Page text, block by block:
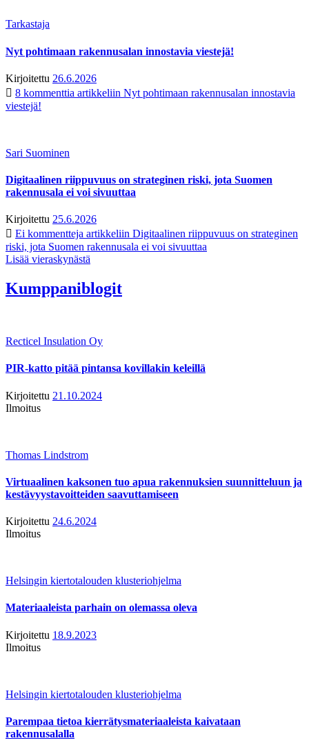
Tarkastaja
Nyt pohtimaan rakennusalan innostavia viestejä!
Kirjoitettu 26.6.2026
8 kommenttia artikkeliin Nyt pohtimaan rakennusalan innostavia
viestejä!
Sari Suominen
Digitaalinen riippuvuus on strateginen riski, jota Suomen
rakennusala ei voi sivuuttaa
Kirjoitettu 25.6.2026
Ei kommentteja artikkeliin Digitaalinen riippuvuus on strateginen
riski, jota Suomen rakennusala ei voi sivuuttaa
Lisää vieraskynästä
Kumppaniblogit
Recticel Insulation Oy
PIR-katto pitää pintansa kovillakin keleillä
Kirjoitettu 21.10.2024
Ilmoitus
Thomas Lindstrom
Virtuaalinen kaksonen tuo apua rakennuksien suunnitteluun ja
kestävyystavoitteiden saavuttamiseen
Kirjoitettu 24.6.2024
Ilmoitus
Helsingin kiertotalouden klusteriohjelma
Materiaaleista parhain on olemassa oleva
Kirjoitettu 18.9.2023
Ilmoitus
Helsingin kiertotalouden klusteriohjelma
Parempaa tietoa kierrätysmateriaaleista kaivataan
rakennusalalla